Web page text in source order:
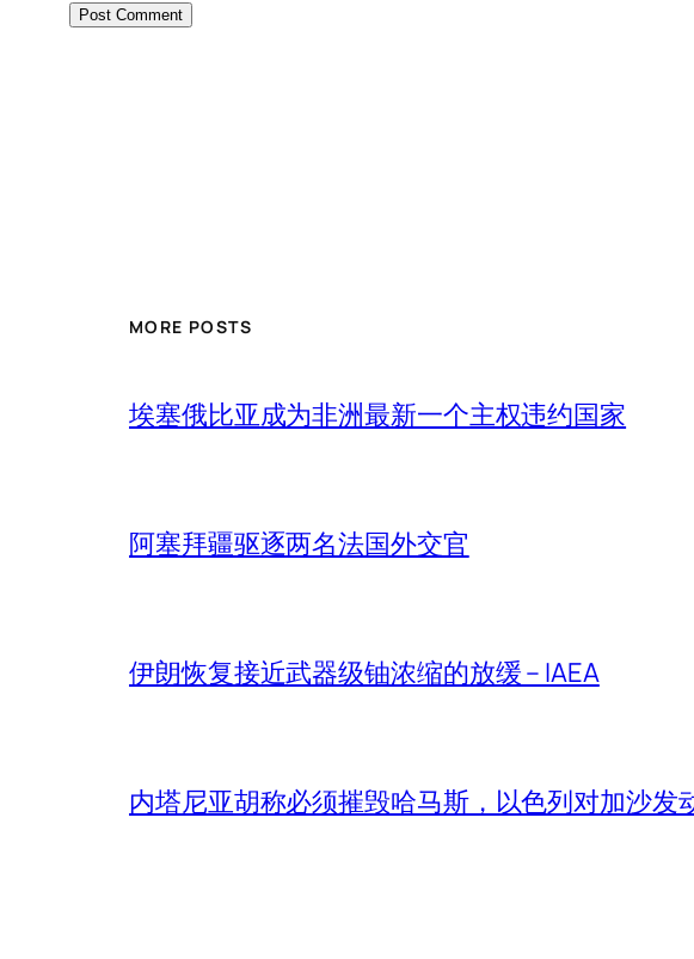
MORE POSTS
埃塞俄比亚成为非洲最新一个主权违约国家
阿塞拜疆驱逐两名法国外交官
伊朗恢复接近武器级铀浓缩的放缓 – IAEA
内塔尼亚胡称必须摧毁哈马斯，以色列对加沙发